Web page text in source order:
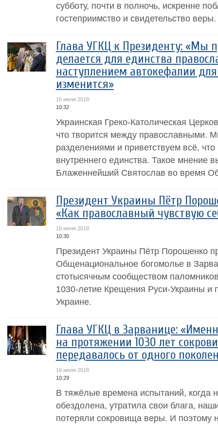
субботу, почти в полночь, искренне
гостеприимство и свидетельство веры.
Глава УГКЦ к Президенту: «Мы
делается для единства
наступлением автокефалии
изменится»
16 июля 2018
10:32
Украинская Греко-Католическая
что творится между православными.
разделениями и приветствуем всё,
внутреннего единства. Такое мнение
Блаженнейший Святослав во время
Президент Украины Пётр
«Как православный чувствую
16 июля 2018
10:30
Президент Украины Пётр Порошенко
Общенациональное богомолье в
стотысячным сообществом
1030-летие Крещения Руси-Украины и
Украине.
Глава УГКЦ в Зарванице:
на протяжении 1030 лет
передавалось от одного
16 июля 2018
10:29
В тяжёлые времена испытаний, когда
обездолена, утратила свои блага,
потеряли сокровища веры. И поэтому